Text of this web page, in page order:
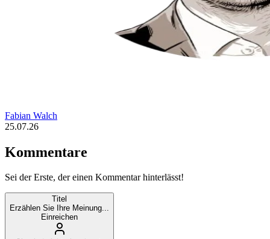
Fabian Walch
25.07.26
Kommentare
Sei der Erste, der einen Kommentar hinterlässt!
Titel
Erzählen Sie Ihre Meinung...
Einreichen